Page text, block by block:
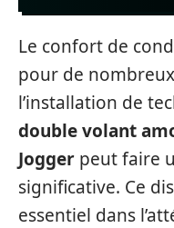
Le confort de
pour de
l’installation de
double volant
Jogger peut faire
significative. Ce
essentiel dans